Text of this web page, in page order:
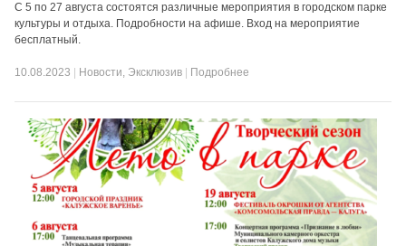
С 5 по 27 августа состоятся различные мероприятия в городском парке
культуры и отдыха. Подробности на афише. Вход на мероприятие
бесплатный.
10.08.2023 Новости, Эксклюзив Подробнее